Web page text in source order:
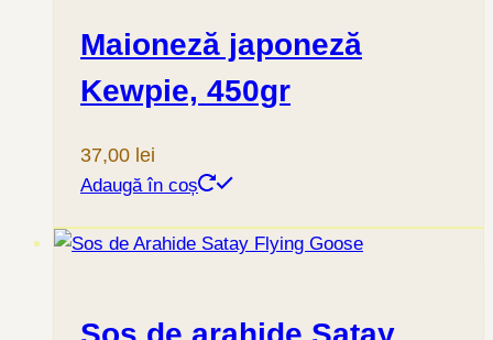
Maioneză japoneză
Kewpie, 450gr
37,00 lei
Adaugă în coș